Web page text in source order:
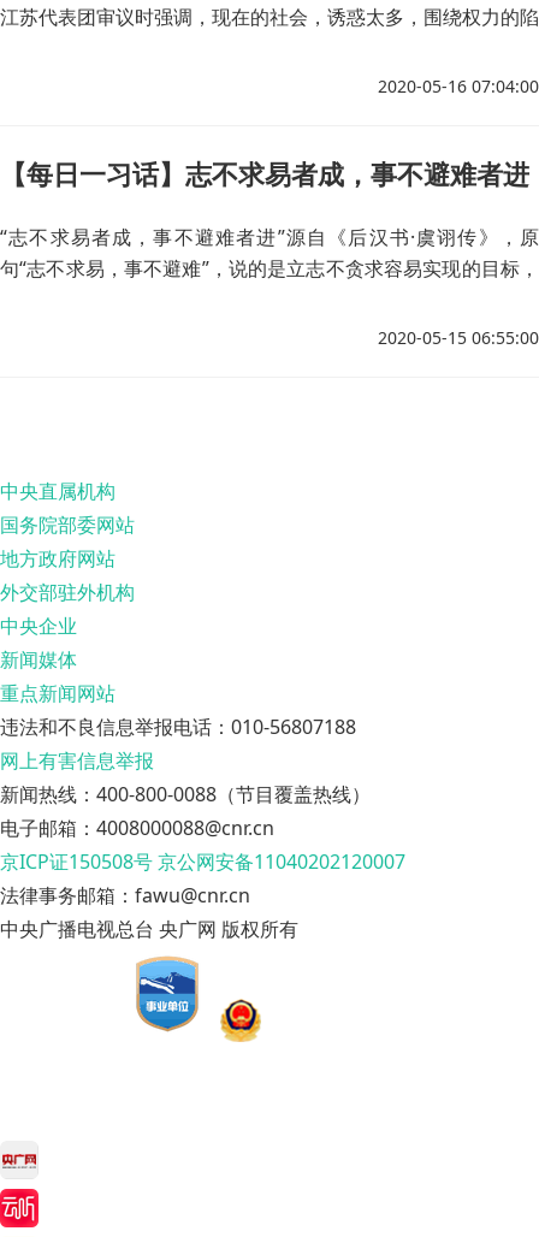
江苏代表团审议时强调，现在的社会，诱惑太多，围绕权力的陷
2020-05-16 07:04:00
【每日一习话】志不求易者成，事不避难者进
“志不求易者成，事不避难者进”源自《后汉书·虞诩传》，原
句“志不求易，事不避难”，说的是立志不贪求容易实现的目标，
给侧结构性改革，要树立必胜信念、知难而进。2020-05-15 06:55:00
中央直属机构
国务院部委网站
地方政府网站
外交部驻外机构
中央企业
新闻媒体
重点新闻网站
违法和不良信息举报电话：010-56807188
网上有害信息举报
新闻热线：400-800-0088（节目覆盖热线）
电子邮箱：4008000088@cnr.cn
京ICP证150508号京公网安备11040202120007
法律事务邮箱：fawu@cnr.cn
中央广播电视总台 央广网 版权所有